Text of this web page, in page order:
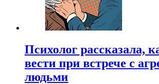
Психолог рассказала,
вести при встрече с
людьми